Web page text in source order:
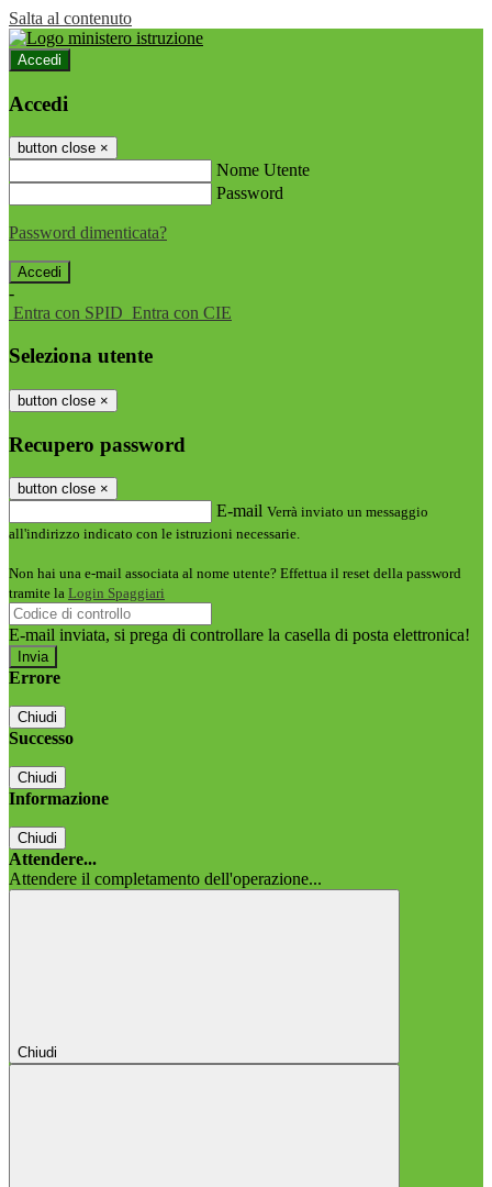
Salta al contenuto
Accedi
Accedi
button close ×
Nome Utente
Password
Password dimenticata?
-
Entra con SPID Entra con CIE
Seleziona utente
button close ×
Recupero password
button close ×
E-mail Verrà inviato un messaggio
all'indirizzo indicato con le istruzioni necessarie.
Non hai una e-mail associata al nome utente? Effettua il reset della password
tramite la Login Spaggiari
E-mail inviata, si prega di controllare la casella di posta elettronica!
Errore
Chiudi
Successo
Chiudi
Informazione
Chiudi
Attendere...
Attendere il completamento dell'operazione...
Chiudi